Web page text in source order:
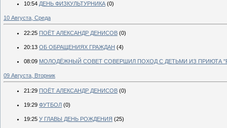
10:54 ДЕНЬ ФИЗКУЛЬТУРНИКА (0)
10 Августа, Среда
22:25 ПОЁТ АЛЕКСАНДР ДЕНИСОВ (0)
20:13 ОБ ОБРАЩЕНИЯХ ГРАЖДАН (4)
08:09 МОЛОДЁЖНЫЙ СОВЕТ СОВЕРШИЛ ПОХОД С ДЕТЬМИ ИЗ ПРИЮТА
09 Августа, Вторник
21:29 ПОЁТ АЛЕКСАНДР ДЕНИСОВ (0)
19:29 ФУТБОЛ (0)
19:25 У ГЛАВЫ ДЕНЬ РОЖДЕНИЯ (25)